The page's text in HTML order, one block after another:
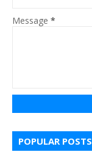
Message *
POPULAR POSTS